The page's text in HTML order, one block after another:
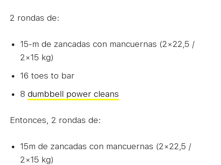
2 rondas de:
15-m de zancadas con mancuernas (2×22,5 /
2×15 kg)
16 toes to bar
8 dumbbell power cleans
Entonces, 2 rondas de:
15m de zancadas con mancuernas (2×22,5 /
2×15 kg)